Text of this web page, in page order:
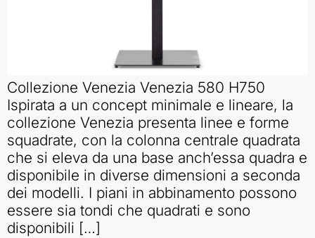
Collezione Venezia Venezia 580 H750
Ispirata a un concept minimale e lineare, la
collezione Venezia presenta linee e forme
squadrate, con la colonna centrale quadrata
che si eleva da una base anch’essa quadra e
disponibile in diverse dimensioni a seconda
dei modelli. I piani in abbinamento possono
essere sia tondi che quadrati e sono
disponibili […]